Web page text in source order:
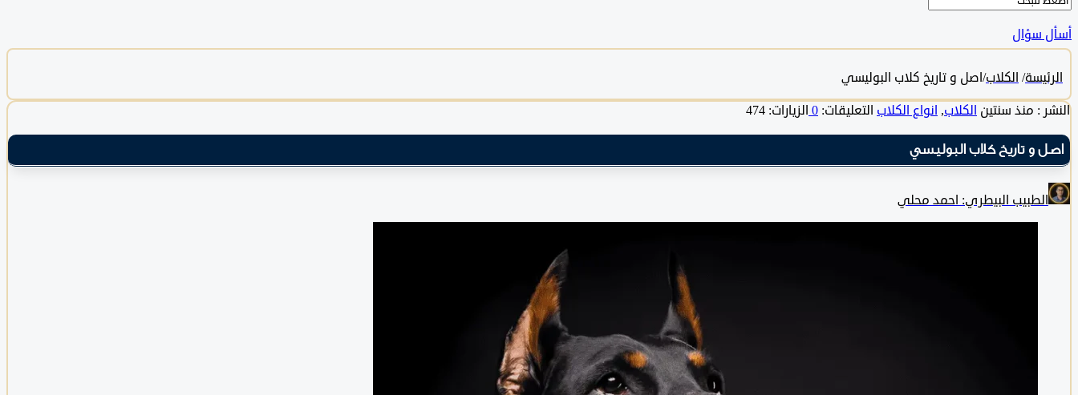
أسأل سؤال
الرئيسة/الكلاب/اصل و تاريخ كلاب البوليسي
النشر : منذ سنتين الكلاب,انواع الكلاب التعليقات: 0 الزيارات: 474
اصل و تاريخ كلاب البوليسي
الطبيب البيطري: احمد محلي